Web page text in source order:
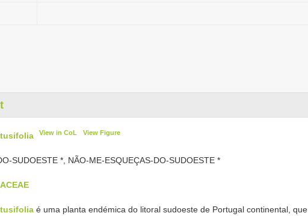
View in CoL View Figure
SUDOESTE *, NÃO-ME-ESQUEÇAS-DO-SUDOESTE *
é uma planta endémica do litoral sudoeste de Portugal continental, que